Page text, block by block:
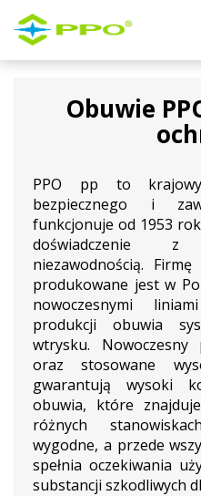
Obuwie
PPO pp to
bezpiecznego i
funkcjonuje od 1953
doświadczenie
niezawodnością.
produkowane jest w
nowoczesnymi
produkcji obuwia
wtrysku. Nowoczesny
oraz stosowane
gwarantują wysoki
obuwia, które
różnych
wygodne, a przede
spełnia oczekiwania
substancji szkodliwych